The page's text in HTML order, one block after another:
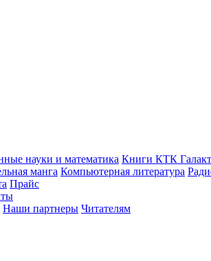
науки и математика Книги КТК
манга Компьютерная литература
Прайс
Наши партнеры Читателям